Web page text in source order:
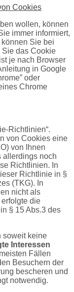
Cookies
wollen, können
immer informiert,
Sie bei
das Cookie
je nach Browser
in Google
oder
Chrome
Richtlinien“.
von Cookies eine
von Ihnen
allerdings noch
Richtlinien. In
Richtlinie in §
(TKG). In
nicht als
die
§ 15 Abs.3 des
soweit keine
Interessen
Fällen
Besuchern der
bescheren und
notwendig.